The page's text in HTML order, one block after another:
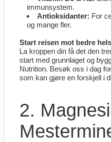
immunsystem.
Antioksidanter: For
og mange fler.
Start reisen mot bedre
La kroppen din få det den
start med grunnlaget og
Nutrition. Besøk oss i dag
som kan gjøre en forskjell i
2.